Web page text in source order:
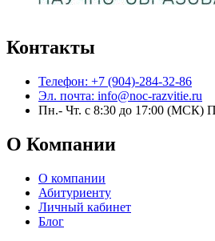
Контакты
Телефон: +7 (904)-284-32-86
Эл. почта: info@noc-razvitie.ru
Пн.- Чт. с 8:30 до 17:00 (МСК)
О Компании
О компании
Абитуриенту
Личный кабинет
Блог